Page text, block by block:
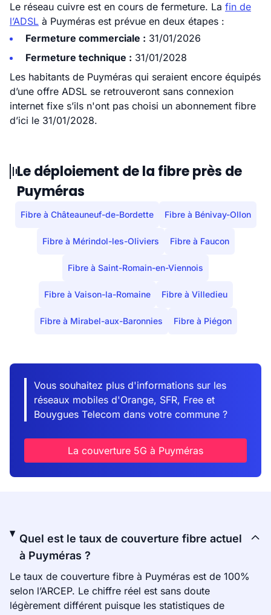
Le réseau cuivre est en cours de fermeture. La fin de
l’ADSL à Puyméras est prévue en deux étapes :
Fermeture commerciale : 31/01/2026
Fermeture technique : 31/01/2028
Les habitants de Puyméras qui seraient encore équipés
d’une offre ADSL se retrouveront sans connexion
internet fixe s’ils n'ont pas choisi un abonnement fibre
d’ici le 31/01/2028.
Le déploiement de la fibre près de
Puyméras
Fibre à Châteauneuf-de-Bordette Fibre à Bénivay-Ollon
Fibre à Mérindol-les-Oliviers Fibre à Faucon
Fibre à Saint-Romain-en-Viennois
Fibre à Vaison-la-Romaine Fibre à Villedieu
Fibre à Mirabel-aux-Baronnies Fibre à Piégon
Vous souhaitez plus d'informations sur les
réseaux mobiles d'Orange, SFR, Free et
Bouygues Telecom dans votre commune ?
La couverture 5G à Puyméras
Quel est le taux de couverture fibre actuel
à Puyméras ?
Le taux de couverture fibre à Puyméras est de 100%
selon l’ARCEP. Le chiffre réel est sans doute
légèrement différent puisque les statistiques de